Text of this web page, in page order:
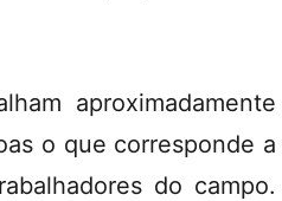
aproximadamente
o que corresponde a
do campo.